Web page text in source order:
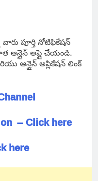
పూర్తి నోటిఫికేషన్
ఆన్లైన్ అప్లై చేయండి.
ఆన్లైన్ అప్లికేషన్ లింక్
– Click here
here